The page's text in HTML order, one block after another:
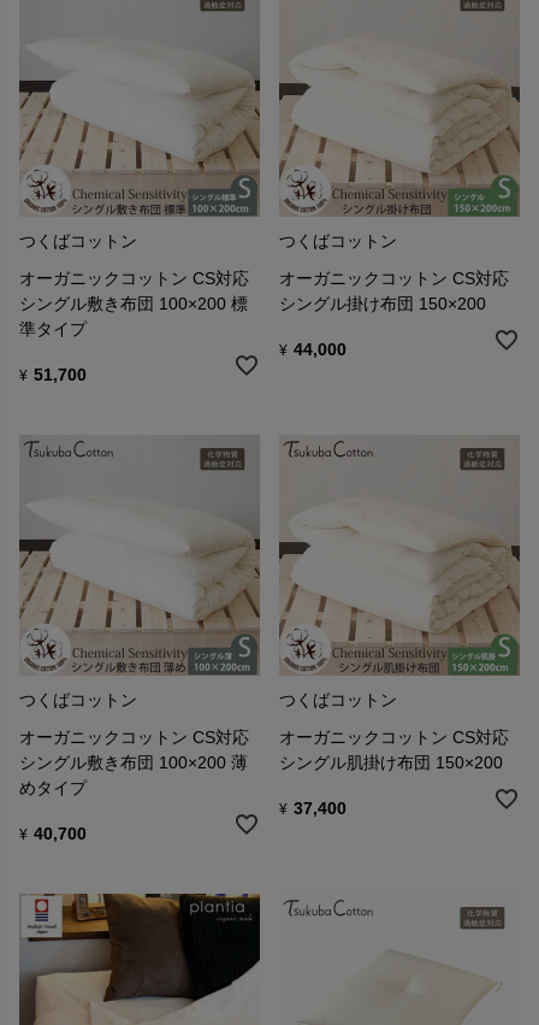
つくばコットン
オーガニックコットン CS対応
シングル敷き布団 100×200 標
準タイプ
¥ 51,700
つくばコットン
オーガニックコットン CS対応
シングル掛け布団 150×200
¥ 44,000
つくばコットン
オーガニックコットン CS対応
シングル敷き布団 100×200 薄
めタイプ
¥ 40,700
つくばコットン
オーガニックコットン CS対応
シングル肌掛け布団 150×200
¥ 37,400